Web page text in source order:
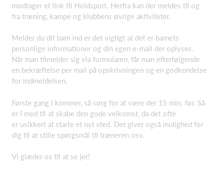
modtager et link til Holdsport. Herfra kan der meldes til og
fra træning, kampe og klubbens øvrige aktiviteter.
Melder du dit barn ind er det vigtigt at det er barnets
personlige informationer og din egen e-mail der oplyses.
Når man tilmelder sig via formularen, får man efterfølgende
en bekræftelse per mail på opskrivningen og en godkendelse
for indmeldelsen.
Første gang I kommer, så sørg for at være der 15 min. før. Så
er I med til at skabe den gode velkomst, da det ofte
er usikkert at starte et nyt sted. Det giver også mulighed for
dig til at stille spørgsmål til træneren osv.
Vi glæder os til at se jer!